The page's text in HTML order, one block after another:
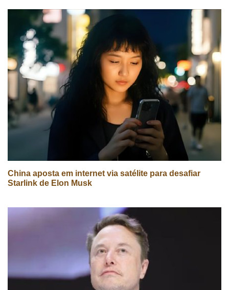
China aposta em internet via satélite para desafiar
Starlink de Elon Musk